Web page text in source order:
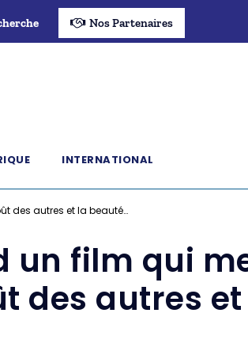
Nos Partenaires
INTERNATIONAL
des autres et la beauté…
un film qui
des autres